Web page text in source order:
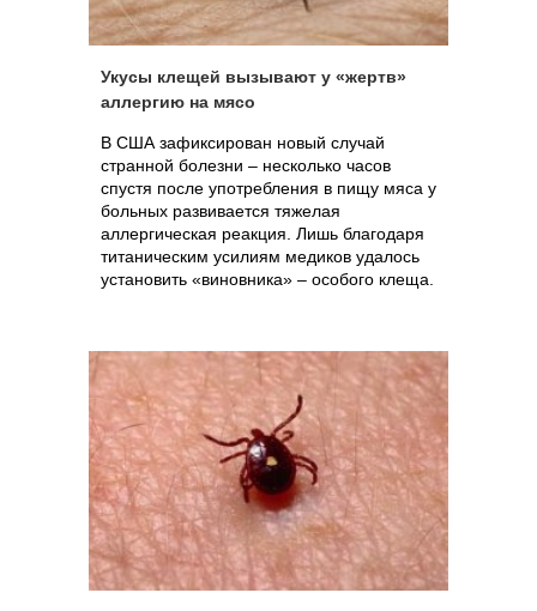
Укусы клещей вызывают у «жертв»
аллергию на мясо
В США зафиксирован новый случай
странной болезни – несколько часов
спустя после употребления в пищу мяса у
больных развивается тяжелая
аллергическая реакция. Лишь благодаря
титаническим усилиям медиков удалось
установить «виновника» – особого клеща.